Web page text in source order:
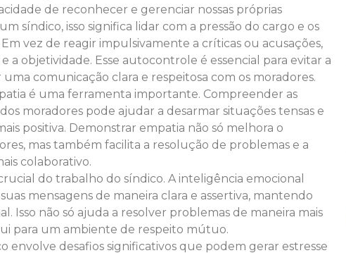
de reconhecer e gerenciar nossas próprias
síndico, isso significa lidar com a pressão do cargo e os
vez de reagir impulsivamente a críticas ou acusações,
a objetividade. Esse autocontrole é essencial para evitar a
comunicação clara e respeitosa com os moradores.
é uma ferramenta importante. Compreender as
moradores pode ajudar a desarmar situações tensas e
positiva. Demonstrar empatia não só melhora o
mas também facilita a resolução de problemas e a
colaborativo.
do trabalho do síndico. A inteligência emocional
mensagens de maneira clara e assertiva, mantendo
Isso não só ajuda a resolver problemas de maneira mais
para um ambiente de respeito mútuo.
envolve desafios significativos que podem gerar estresse